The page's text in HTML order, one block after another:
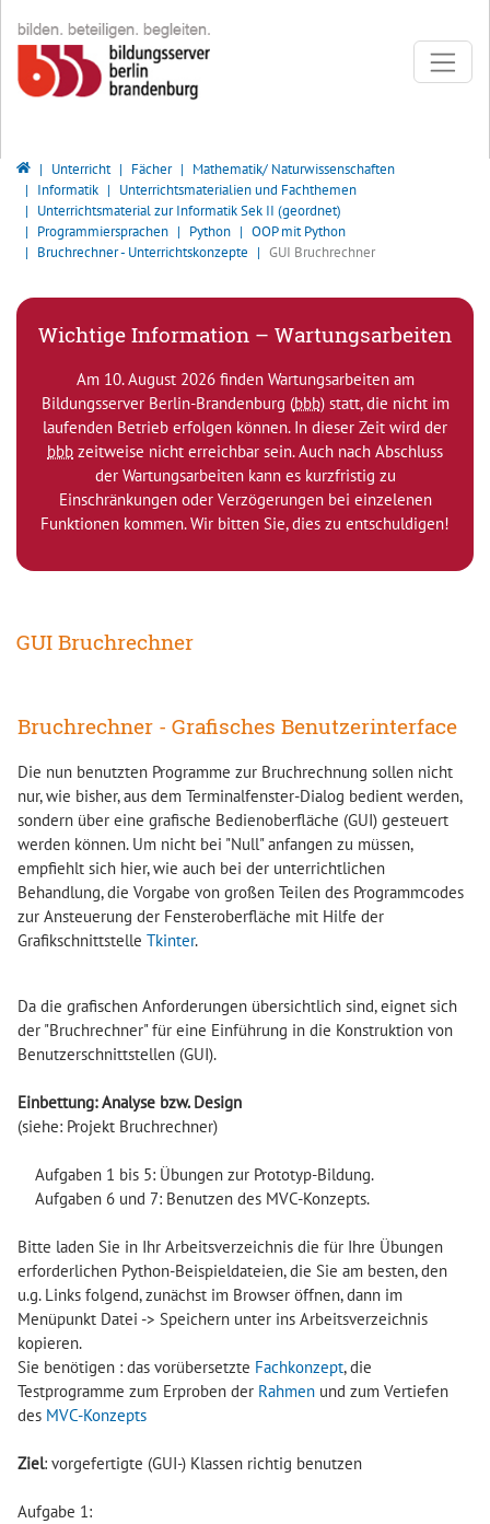
Bildungsserver Berlin - Brandenburg
Unterricht Fächer
Mathematik/ Naturwissenschaften
Informatik
Unterrichtsmaterialien und Fachthemen
Unterrichtsmaterial zur Informatik Sek II (geordnet)
Programmiersprachen
Python
OOP mit Python
Bruchrechner - Unterrichtskonzepte
GUI Bruchrechner
Wichtige Information – Wartungsarbeiten
Am 10. August 2026 finden Wartungsarbeiten am
Bildungsserver Berlin-Brandenburg (bbb) statt, die nicht im
laufenden Betrieb erfolgen können. In dieser Zeit wird der
bbb zeitweise nicht erreichbar sein. Auch nach Abschluss
der Wartungsarbeiten kann es kurzfristig zu
Einschränkungen oder Verzögerungen bei einzelenen
Funktionen kommen. Wir bitten Sie, dies zu entschuldigen!
GUI Bruchrechner
Bruchrechner - Grafisches Benutzerinterface
Die nun benutzten Programme zur Bruchrechnung sollen nicht
nur, wie bisher, aus dem Terminalfenster-Dialog bedient werden,
sondern über eine grafische Bedienoberfläche (GUI) gesteuert
werden können. Um nicht bei "Null" anfangen zu müssen,
empfiehlt sich hier, wie auch bei der unterrichtlichen
Behandlung, die Vorgabe von großen Teilen des Programmcodes
zur Ansteuerung der Fensteroberfläche mit Hilfe der
Grafikschnittstelle Tkinter.
Da die grafischen Anforderungen übersichtlich sind, eignet sich
der "Bruchrechner" für eine Einführung in die Konstruktion von
Benutzerschnittstellen (GUI).
Einbettung: Analyse bzw. Design
(siehe: Projekt Bruchrechner)
Aufgaben 1 bis 5: Übungen zur Prototyp-Bildung.
Aufgaben 6 und 7: Benutzen des MVC-Konzepts.
Bitte laden Sie in Ihr Arbeitsverzeichnis die für Ihre Übungen
erforderlichen Python-Beispieldateien, die Sie am besten, den
u.g. Links folgend, zunächst im Browser öffnen, dann im
Menüpunkt Datei -> Speichern unter ins Arbeitsverzeichnis
kopieren.
Sie benötigen : das vorübersetzte Fachkonzept, die
Testprogramme zum Erproben der Rahmen und zum Vertiefen
des MVC-Konzepts
Ziel: vorgefertigte (GUI-) Klassen richtig benutzen
Aufgabe 1: